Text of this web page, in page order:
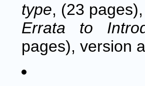
type, (23
Errata to
pages), version